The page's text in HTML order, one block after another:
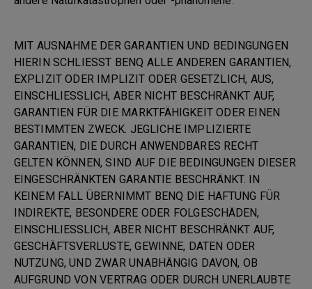
MIT AUSNAHME DER GARANTIEN UND BEDINGUNGEN
HIERIN SCHLIESST BENQ ALLE ANDEREN GARANTIEN,
EXPLIZIT ODER IMPLIZIT ODER GESETZLICH, AUS,
EINSCHLIESSLICH, ABER NICHT BESCHRÄNKT AUF,
GARANTIEN FÜR DIE MARKTFÄHIGKEIT ODER EINEN
BESTIMMTEN ZWECK. JEGLICHE IMPLIZIERTE
GARANTIEN, DIE DURCH ANWENDBARES RECHT
GELTEN KÖNNEN, SIND AUF DIE BEDINGUNGEN DIESER
EINGESCHRÄNKTEN GARANTIE BESCHRÄNKT. IN
KEINEM FALL ÜBERNIMMT BENQ DIE HAFTUNG FÜR
INDIREKTE, BESONDERE ODER FOLGESCHÄDEN,
EINSCHLIESSLICH, ABER NICHT BESCHRÄNKT AUF,
GESCHÄFTSVERLUSTE, GEWINNE, DATEN ODER
NUTZUNG, UND ZWAR UNABHÄNGIG DAVON, OB
AUFGRUND VON VERTRAG ODER DURCH UNERLAUBTE